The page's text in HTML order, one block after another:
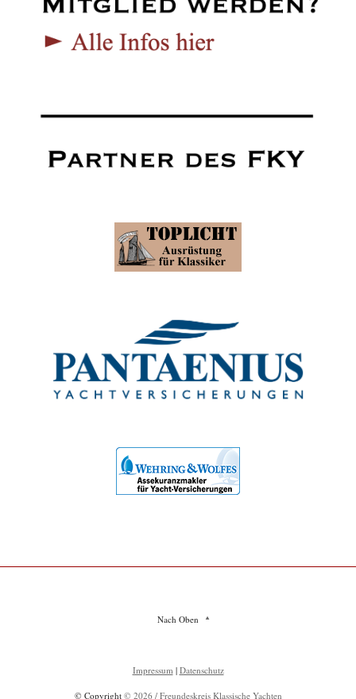
Nach Oben
Impressum | Datenschutz
© Copyright © 2026 / Freundeskreis Klassische Yachten